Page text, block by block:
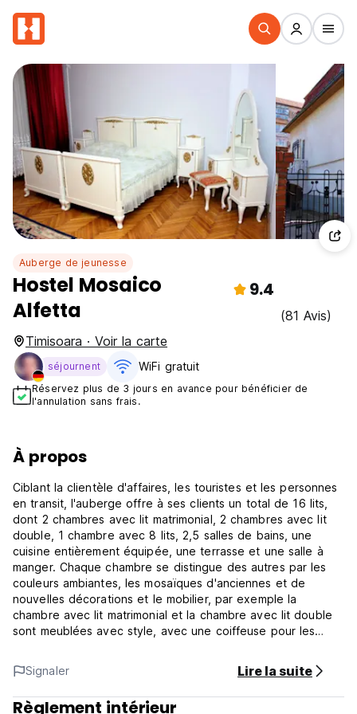
Auberge de jeunesse
Hostel Mosaico
Alfetta
9.4
(81 Avis)
Timisoara · Voir la carte
séjournent WiFi gratuit
Réservez plus de 3 jours en avance pour bénéficier de
l'annulation sans frais.
À propos
Ciblant la clientèle d'affaires, les touristes et les personnes
en transit, l'auberge offre à ses clients un total de 16 lits,
dont 2 chambres avec lit matrimonial, 2 chambres avec lit
double, 1 chambre avec 8 lits, 2,5 salles de bains, une
cuisine entièrement équipée, une terrasse et une salle à
manger. Chaque chambre se distingue des autres par les
couleurs ambiantes, les mosaïques d'anciennes et de
nouvelles décorations et le mobilier, par exemple la
chambre avec lit matrimonial et la chambre avec lit double
sont meublées avec style, avec une coiffeuse pour les
L'auberge Mosaico Alfetta se trouve à 10 minutes de
marche du centre-ville de Timisoara et de la zone culturelle
de la ville. L'adresse où vous nous trouverez est la rue
Tapia n°4, située dans un quartier très calme. La place Unirii
Signaler Lire la suite
Règlement intérieur